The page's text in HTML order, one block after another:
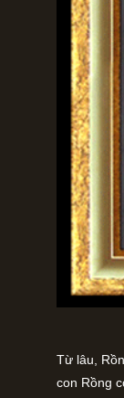
Từ lâu,
con Rồng